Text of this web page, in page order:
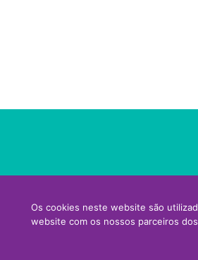
Os cookies neste website são
website com os nossos parceiros